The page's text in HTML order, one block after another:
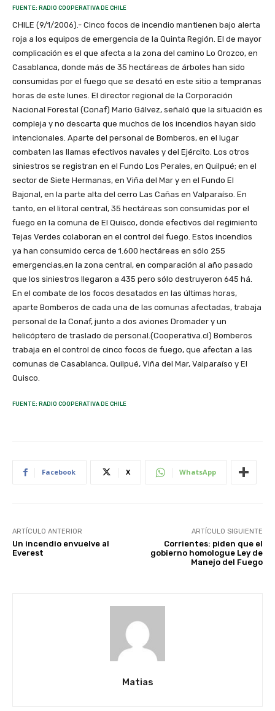
FUENTE: RADIO COOPERATIVA DE CHILE
CHILE (9/1/2006).- Cinco focos de incendio mantienen bajo alerta
roja a los equipos de emergencia de la Quinta Región. El de mayor
complicación es el que afecta a la zona del camino Lo Orozco, en
Casablanca, donde más de 35 hectáreas de árboles han sido
consumidas por el fuego que se desató en este sitio a tempranas
horas de este lunes. El director regional de la Corporación
Nacional Forestal (Conaf) Mario Gálvez, señaló que la situación es
compleja y no descarta que muchos de los incendios hayan sido
intencionales. Aparte del personal de Bomberos, en el lugar
combaten las llamas efectivos navales y del Ejército. Los otros
siniestros se registran en el Fundo Los Perales, en Quilpué; en el
sector de Siete Hermanas, en Viña del Mar y en el Fundo El
Bajonal, en la parte alta del cerro Las Cañas en Valparaíso. En
tanto, en el litoral central, 35 hectáreas son consumidas por el
fuego en la comuna de El Quisco, donde efectivos del regimiento
Tejas Verdes colaboran en el control del fuego. Estos incendios
ya han consumido cerca de 1.600 hectáreas en sólo 255
emergencias,en la zona central, en comparación al año pasado
que los siniestros llegaron a 435 pero sólo destruyeron 645 há.
En el combate de los focos desatados en las últimas horas,
aparte Bomberos de cada una de las comunas afectadas, trabaja
personal de la Conaf, junto a dos aviones Dromader y un
helicóptero de traslado de personal.(Cooperativa.cl) Bomberos
trabaja en el control de cinco focos de fuego, que afectan a las
comunas de Casablanca, Quilpué, Viña del Mar, Valparaíso y El
Quisco.
FUENTE: RADIO COOPERATIVA DE CHILE
Facebook X WhatsApp
ARTÍCULO ANTERIOR
Un incendio envuelve al
Everest
ARTÍCULO SIGUIENTE
Corrientes: piden que el
gobierno homologue Ley de
Manejo del Fuego
Matias